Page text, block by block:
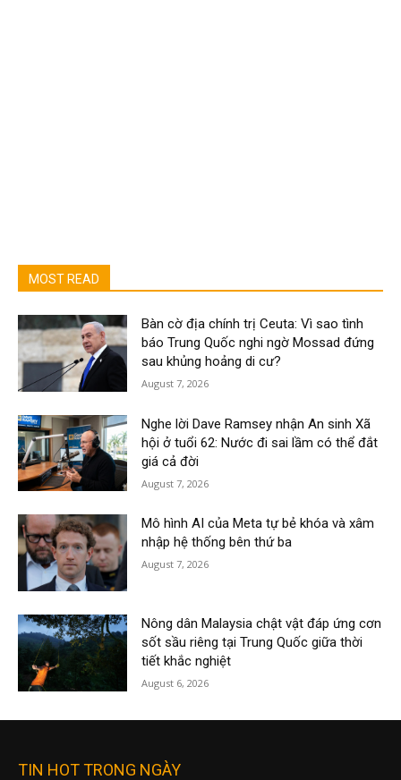
MOST READ
Bàn cờ địa chính trị Ceuta: Vì sao tình
báo Trung Quốc nghi ngờ Mossad đứng
sau khủng hoảng di cư?
August 7, 2026
Nghe lời Dave Ramsey nhận An sinh Xã
hội ở tuổi 62: Nước đi sai lầm có thể đắt
giá cả đời
August 7, 2026
Mô hình AI của Meta tự bẻ khóa và xâm
nhập hệ thống bên thứ ba
August 7, 2026
Nông dân Malaysia chật vật đáp ứng cơn
sốt sầu riêng tại Trung Quốc giữa thời
tiết khắc nghiệt
August 6, 2026
TIN HOT TRONG NGÀY